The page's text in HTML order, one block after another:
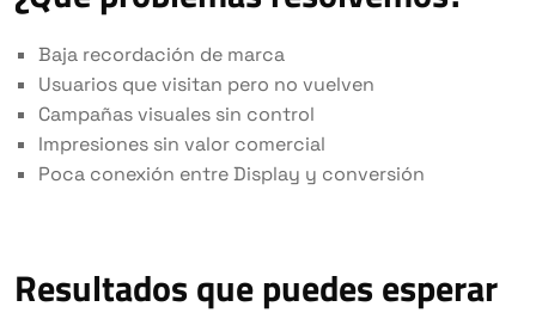
Baja recordación de marca
Usuarios que visitan pero no vuelven
Campañas visuales sin control
Impresiones sin valor comercial
Poca conexión entre Display y conversión
Resultados que puedes esperar